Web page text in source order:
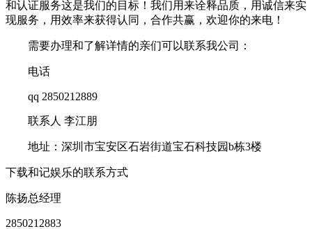
和认证服务这是我们的目标！我们用来诠释品质，用诚信来实
现服务，用效率来获得认同，合作共赢，欢迎你的来电！
需要办理和了解详情的亲们可以联系我公司：
电话
qq 2850212889
联系人 李江朋
地址：深圳市宝安区石岩街道宝石科技园b栋3楼
下载和记娱乐的联系方式
陈扬总经理
2850212883